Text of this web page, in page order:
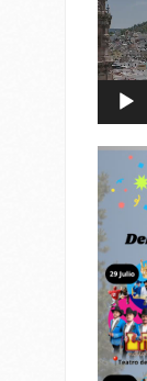
vídeo